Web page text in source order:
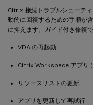
Citrix 接続トラブルシューテ
動的に回復するための手順が
に抑えます。ガイド付き修復
VDA の再起動
Citrix Workspace アプリ
リソースリストの更新
アプリを更新して再試行